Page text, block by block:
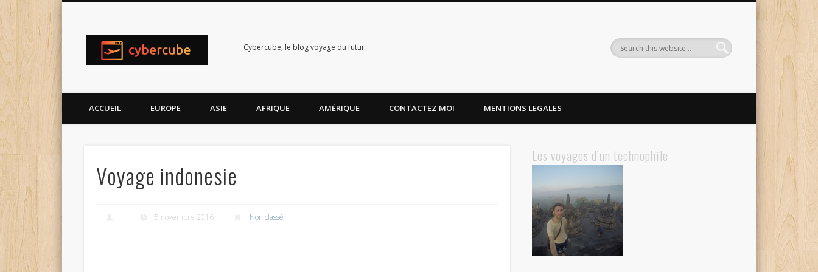
Cybercube, le blog voyage du futur
ACCUEIL EUROPE ASIE AFRIQUE AMÉRIQUE CONTACTEZ MOI MENTIONS LEGALES
Voyage indonesie
5 novembre 2016 Non classé
Les voyages d’un technophile